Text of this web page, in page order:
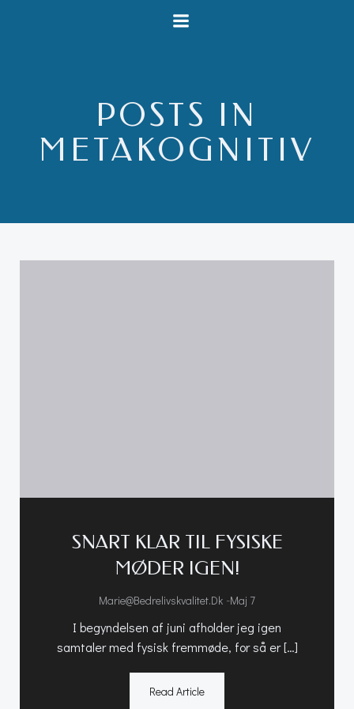
til
POSTS IN
METAKOGNITIV
SNART KLAR TIL FYSISKE
MØDER IGEN!
Marie@bedrelivskvalitet.dk -Maj 7
I begyndelsen af juni afholder jeg igen
samtaler med fysisk fremmøde, for så er […]
Read Article